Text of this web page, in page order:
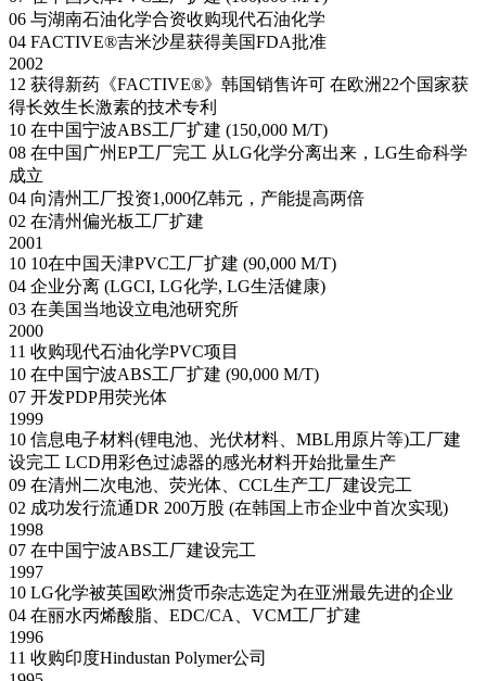
06 与湖南石油化学合资收购现代石油化学
04 FACTIVE®吉米沙星获得美国FDA批准
2002
12 获得新药《FACTIVE®》韩国销售许可 在欧洲22个国家获
得长效生长激素的技术专利
10 在中国宁波ABS工厂扩建 (150,000 M/T)
08 在中国广州EP工厂完工 从LG化学分离出来，LG生命科学
成立
04 向清州工厂投资1,000亿韩元，产能提高两倍
02 在清州偏光板工厂扩建
2001
10 10在中国天津PVC工厂扩建 (90,000 M/T)
04 企业分离 (LGCI, LG化学, LG生活健康)
03 在美国当地设立电池研究所
2000
11 收购现代石油化学PVC项目
10 在中国宁波ABS工厂扩建 (90,000 M/T)
07 开发PDP用荧光体
1999
10 信息电子材料(锂电池、光伏材料、MBL用原片等)工厂建
设完工 LCD用彩色过滤器的感光材料开始批量生产
09 在清州二次电池、荧光体、CCL生产工厂建设完工
02 成功发行流通DR 200万股 (在韩国上市企业中首次实现)
1998
07 在中国宁波ABS工厂建设完工
1997
10 LG化学被英国欧洲货币杂志选定为在亚洲最先进的企业
04 在丽水丙烯酸脂、EDC/CA、VCM工厂扩建
1996
11 收购印度Hindustan Polymer公司